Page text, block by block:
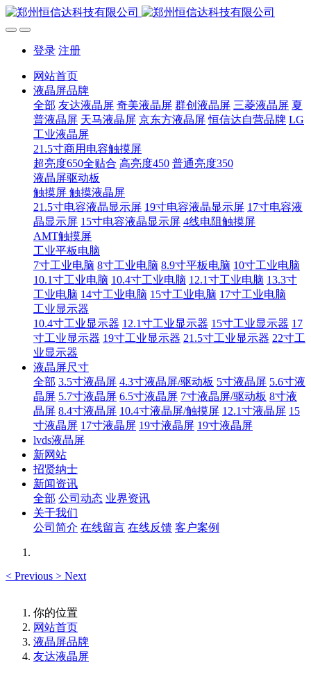
登录 注册
网站首页
液晶屏品牌
全部 友达液晶屏 奇美液晶屏 群创液晶屏 三菱液晶屏 夏
普液晶屏 天马液晶屏 京东方液晶屏 恒信达自营品牌 LG
工业液晶屏
21.5寸商用电容触摸屏
超亮度650全贴合 高亮度450 普通亮度350
液晶屏驱动板
触摸屏 触摸液晶屏
21.5寸电容液晶显示屏 19寸电容液晶显示屏 17寸电容液
晶显示屏 15寸电容液晶显示屏 4线电阻触摸屏
AMT触摸屏
工业平板电脑
7寸工业电脑 8寸工业电脑 8.9寸平板电脑 10寸工业电脑
10.1寸工业电脑 10.4寸工业电脑 12.1寸工业电脑 13.3寸
工业电脑 14寸工业电脑 15寸工业电脑 17寸工业电脑
工业显示器
10.4寸工业显示器 12.1寸工业显示器 15寸工业显示器 17
寸工业显示器 19寸工业显示器 21.5寸工业显示器 22寸工
业显示器
液晶屏尺寸
全部 3.5寸液晶屏 4.3寸液晶屏/驱动板 5寸液晶屏 5.6寸液
晶屏 5.7寸液晶屏 6.5寸液晶屏 7寸液晶屏/驱动板 8寸液
晶屏 8.4寸液晶屏 10.4寸液晶屏/触摸屏 12.1寸液晶屏 15
寸液晶屏 17寸液晶屏 19寸液晶屏 19寸液晶屏
lvds液晶屏
新网站
招贤纳士
新闻资讯
全部 公司动态 业界资讯
关于我们
公司简介 在线留言 在线反馈 客户案例
< Previous > Next
你的位置
网站首页
液晶屏品牌
友达液晶屏